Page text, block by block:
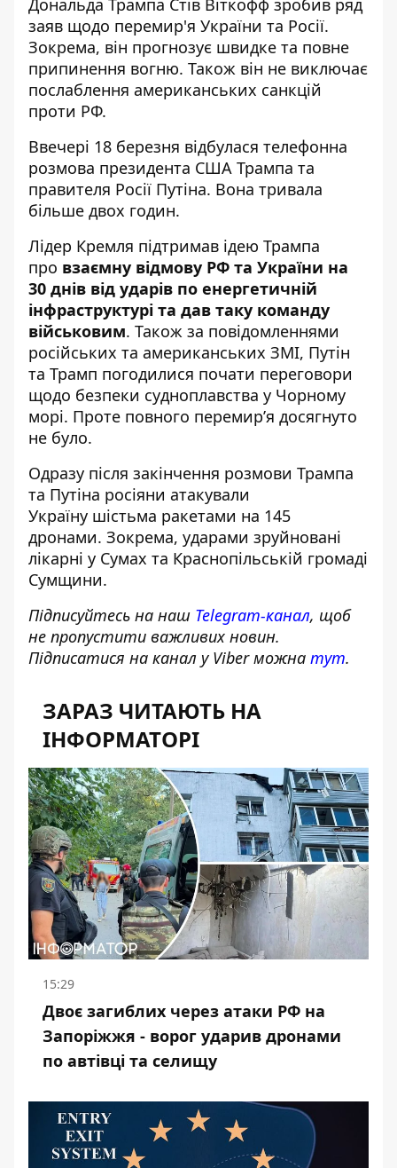
Дональда Трампа Стів Віткофф зробив ряд
заяв щодо перемир'я України та Росії.
Зокрема, він прогнозує швидке та повне
припинення вогню. Також він не виключає
послаблення американських санкцій
проти РФ.
Ввечері 18 березня відбулася телефонна
розмова президента США Трампа та
правителя Росії Путіна. Вона тривала
більше двох годин.
Лідер Кремля підтримав ідею Трампа
про взаємну відмову РФ та України на
30 днів від ударів по енергетичній
інфраструктурі та дав таку команду
військовим. Також за повідомленнями
російських та американських ЗМІ, Путін
та Трамп погодилися почати переговори
щодо безпеки судноплавства у Чорному
морі. Проте повного перемирʼя досягнуто
не було.
Одразу після закінчення розмови Трампа
та Путіна росіяни атакували
Україну шістьма ракетами на 145
дронами. Зокрема, ударами зруйновані
лікарні у Сумах та Краснопільській громаді
Сумщини.
Підписуйтесь на наш Telegram-канал, щоб
не пропустити важливих новин.
Підписатися на канал у Viber можна тут.
ЗАРАЗ ЧИТАЮТЬ НА
ІНФОРМАТОРІ
15:29
Двоє загиблих через атаки РФ на
Запоріжжя - ворог ударив дронами
по автівці та селищу